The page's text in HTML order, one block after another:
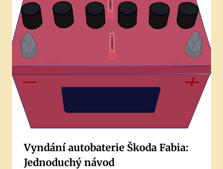
Vyndání autobaterie Škoda Fabia:
Jednoduchý návod